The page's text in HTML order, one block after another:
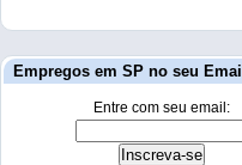
Empregos em SP no seu Email
Entre com seu email: